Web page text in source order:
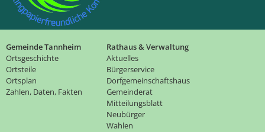
Gemeinde Tannheim
Ortsgeschichte
Ortsteile
Ortsplan
Zahlen, Daten, Fakten
Rathaus & Verwaltung
Aktuelles
Bürgerservice
Dorfgemeinschaftshaus
Gemeinderat
Mitteilungsblatt
Neubürger
Wahlen